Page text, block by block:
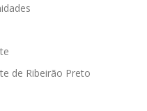
de Ribeirão Preto